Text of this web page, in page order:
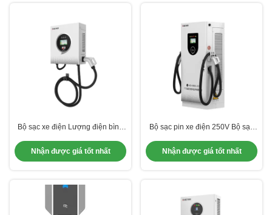
Bộ sạc xe điện Lượng điện bình
phẩm GBT EV Bộ sạc nhanh Chế
độ khởi động APP.OCPP1.6J
Nhận được giá tốt nhất
Bộ sạc pin xe điện 250V Bộ sạc
thuận tiện
Nhận được giá tốt nhất